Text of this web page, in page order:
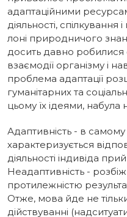
адаптаційними
діяльності,
лоні природничого
досить давно
взаємодії організму і
проблема адаптації
гуманітарних та
цьому їх ідеями, набула
Адаптивність - в
характеризується
діяльності індивіда
Неадаптивність -
протилежністю
Отже, мова йде не
дійствуванні